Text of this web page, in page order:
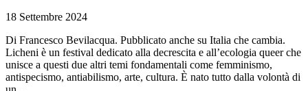
18 Settembre 2024
Di Francesco Bevilacqua. Pubblicato anche su Italia che cambia.
Licheni è un festival dedicato alla decrescita e all’ecologia queer che
unisce a questi due altri temi fondamentali come femminismo,
antispecismo, antiabilismo, arte, cultura. È nato tutto dalla volontà di